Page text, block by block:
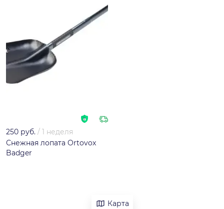
250 руб. / 1 неделя
Снежная лопата Ortovox
Badger
Карта